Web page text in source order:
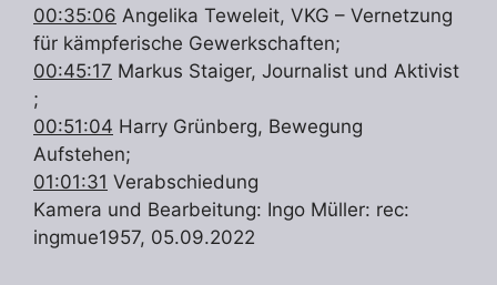
00:35:06 Angelika Teweleit, VKG – Vernetzung
für kämpferische Gewerkschaften;
00:45:17 Markus Staiger, Journalist und Aktivist
;
00:51:04 Harry Grünberg, Bewegung
Aufstehen;
01:01:31 Verabschiedung
Kamera und Bearbeitung: Ingo Müller: rec:
ingmue1957, 05.09.2022